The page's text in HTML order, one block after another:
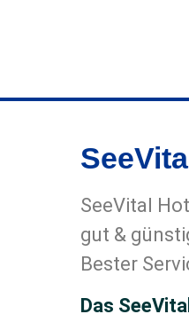
SeeVital
gut &
Bester
Das